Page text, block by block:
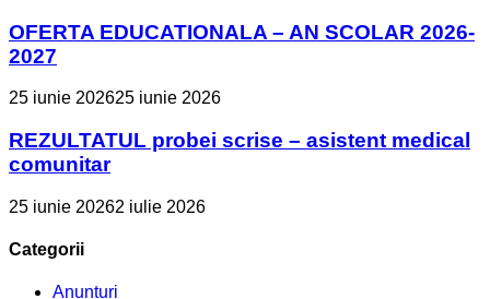
OFERTA EDUCATIONALA – AN SCOLAR 2026-
2027
25 iunie 202625 iunie 2026
REZULTATUL probei scrise – asistent medical
comunitar
25 iunie 20262 iulie 2026
Categorii
Anunțuri